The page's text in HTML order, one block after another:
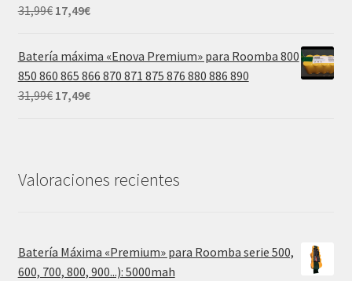
31,99€ El
original
era:
17,49€El
actual
es:
Batería máxima «Enova Premium» para Roomba 800
850 860 865 866 870 871 875 876 880 886 890
31,99€ El
31,99€.
17,49€El
Valoraciones recientes
Batería Máxima «Premium» para Roomba serie 500,
600, 700, 800, 900...): 5000mah